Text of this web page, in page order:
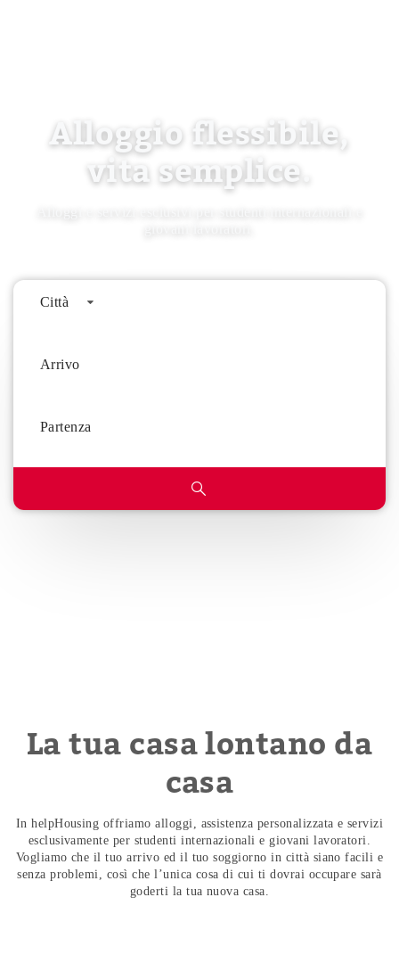
Alloggio flessibile,
vita semplice.
La tua casa lontano da
casa
In helpHousing offriamo alloggi, assistenza personalizzata e servizi
esclusivamente per studenti internazionali e giovani lavoratori.
Vogliamo che il tuo arrivo ed il tuo soggiorno in città siano facili e
senza problemi, così che l’unica cosa di cui ti dovrai occupare sarà
goderti la tua nuova casa.